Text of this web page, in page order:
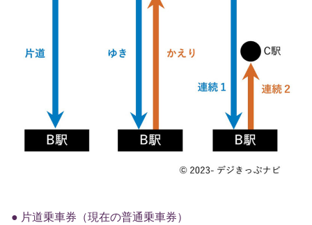
● 片道乗車券（現在の普通乗車券）